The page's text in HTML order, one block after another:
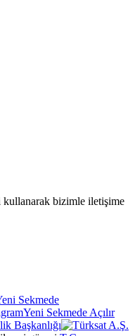
kullanarak bizimle iletişime
Sekmede
Yeni Sekmede Açılır